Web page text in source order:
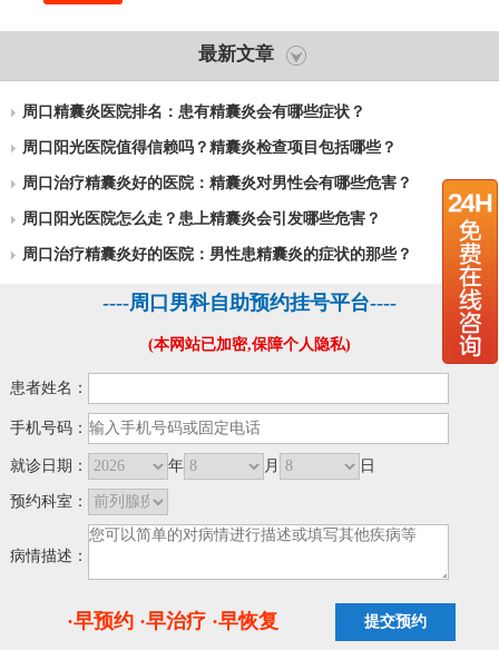
最新文章
周口精囊炎医院排名：患有精囊炎会有哪些症状？
周口阳光医院值得信赖吗？精囊炎检查项目包括哪些？
周口治疗精囊炎好的医院：精囊炎对男性会有哪些危害？
周口阳光医院怎么走？患上精囊炎会引发哪些危害？
周口治疗精囊炎好的医院：男性患精囊炎的症状的那些？
----周口男科自助预约挂号平台----
(本网站已加密,保障个人隐私)
患者姓名：
手机号码：
就诊日期： 年 月 日
预约科室：
病情描述：
·早预约 ·早治疗 ·早恢复